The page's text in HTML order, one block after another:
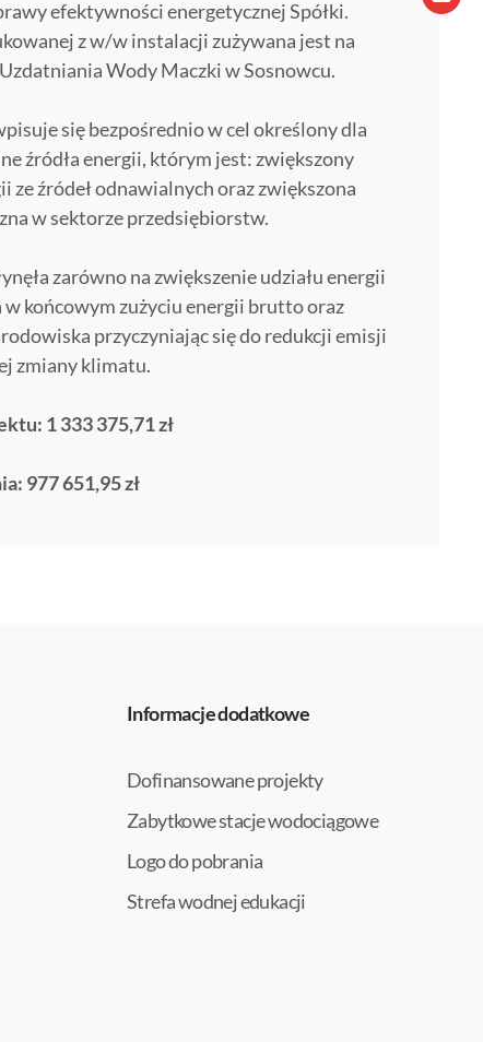
efektywności energetycznej Spółki.
z w/w instalacji zużywana jest na
Wody Maczki w Sosnowcu.
się bezpośrednio w cel określony dla
źródła energii, którym jest: zwiększony
ze źródeł odnawialnych oraz zwiększona
w sektorze przedsiębiorstw.
zarówno na zwiększenie udziału energii
w końcowym zużyciu energii brutto oraz
przyczyniając się do redukcji emisji
zmiany klimatu.
1 333 375,71 zł
977 651,95 zł
Informacje dodatkowe
Dofinansowane projekty
Zabytkowe stacje wodociągowe
Logo do pobrania
Strefa wodnej edukacji